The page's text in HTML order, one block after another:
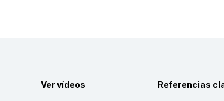
Ver vídeos Referencias